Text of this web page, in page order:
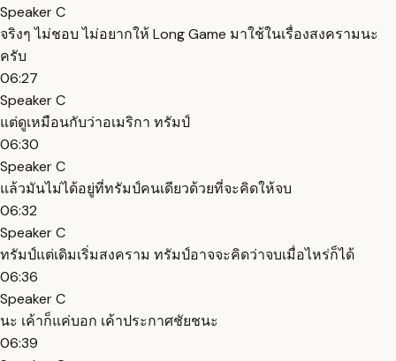
Speaker C
จริงๆ ไม่ชอบ ไม่อยากให้ Long Game มาใช้ในเรื่องสงครามนะ
ครับ
06:27
Speaker C
แต่ดูเหมือนกับว่าอเมริกา ทรัมป์
06:30
Speaker C
แล้วมันไม่ได้อยู่ที่ทรัมป์คนเดียวด้วยที่จะคิดให้จบ
06:32
Speaker C
ทรัมป์แต่เดิมเริ่มสงคราม ทรัมป์อาจจะคิดว่าจบเมื่อไหร่ก็ได้
06:36
Speaker C
นะ เค้าก็แค่บอก เค้าประกาศชัยชนะ
06:39